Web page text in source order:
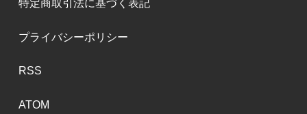
特定商取引法に基づく表記
プライバシーポリシー
RSS
ATOM